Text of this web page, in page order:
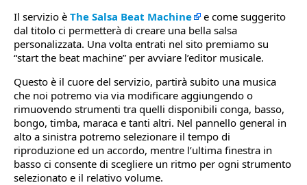
Il servizio è The Salsa Beat Machine
e come suggerito
dal titolo ci permetterà di creare una bella salsa
personalizzata. Una volta entrati nel sito premiamo su
“start the beat machine” per avviare l’editor musicale.
Questo è il cuore del servizio, partirà subito una musica
che noi potremo via via modificare aggiungendo o
rimuovendo strumenti tra quelli disponibili conga, basso,
bongo, timba, maraca e tanti altri. Nel pannello general in
alto a sinistra potremo selezionare il tempo di
riproduzione ed un accordo, mentre l’ultima finestra in
basso ci consente di scegliere un ritmo per ogni strumento
selezionato e il relativo volume.